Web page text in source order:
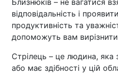
Близнюків – не вагатися
відповідальність і
продуктивність та
допоможуть вам
Стрілець – це людина, яка
або має здібності у цій